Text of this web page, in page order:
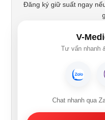
Đăng ký giữ suất ngay
V-
Tư vấn nhanh
Chat nhanh qua